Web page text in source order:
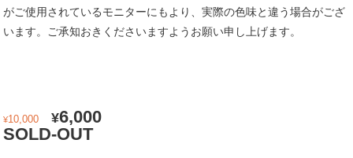
がご使用されているモニターにもより、実際の色味と違う場合がござ
います。ご承知おきくださいますようお願い申し上げます。
¥10,000
元
の
¥6,000現
SOLD-OUT